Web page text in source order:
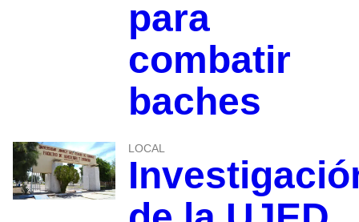
para
combatir
baches
LOCAL